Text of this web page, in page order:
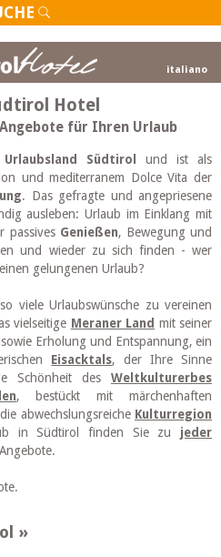
italiano
Hotel
für Ihren Urlaub
Urlaubsland Südtirol
und ist als
und mediterranem Dolce Vita der
. Das gefragte und angepriesene
ausleben: Urlaub im Einklang mit
passives Genießen, Bewegung und
und wieder zu sich finden - wer
gelungenen Urlaub?
viele Urlaubswünsche zu vereinen
vielseitige Meraner Land mit seiner
Erholung und Entspannung, ein
Eisacktals, der Ihre Sinne
Schönheit des Weltkulturerbes
, bestückt mit märchenhaften
abwechslungsreiche Kulturregion
in Südtirol finden Sie zu
jeder